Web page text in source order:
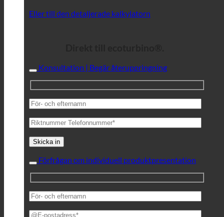
Eller till den detaljerade kalkylatorn
Konsultation | Begär återuppringning
Förfrågan om individuell produktpresentation